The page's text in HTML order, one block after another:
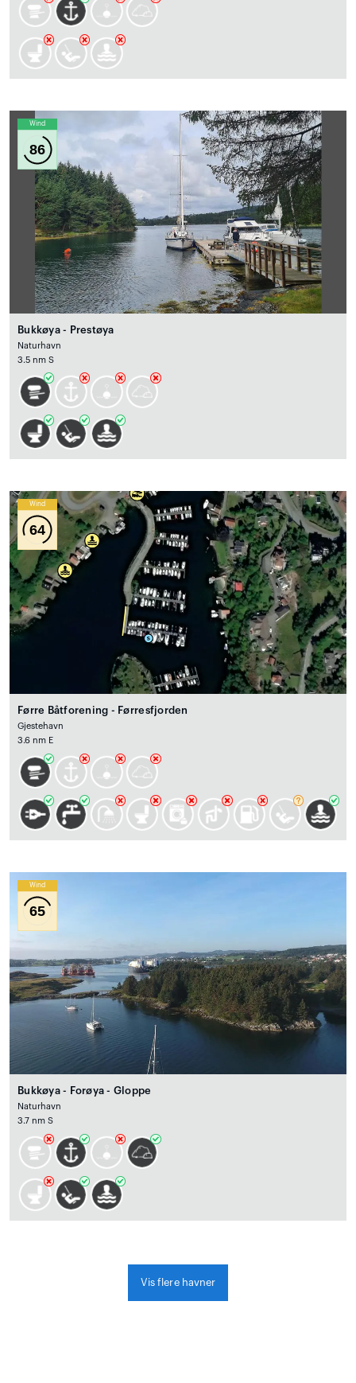
Wind
86
Bukkøya - Prestøya
Naturhavn
3.5 nm S
Wind
64
Førre Båtforening - Førresfjorden
Gjestehavn
3.6 nm E
Wind
65
Bukkøya - Forøya - Gloppe
Naturhavn
3.7 nm S
Vis flere havner